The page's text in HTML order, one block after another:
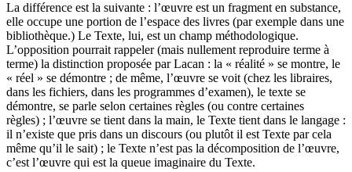
La différence est la suivante : l’œuvre est un fragment en substance,
elle occupe une portion de l’espace des livres (par exemple dans une
bibliothèque.) Le Texte, lui, est un champ méthodologique.
L’opposition pourrait rappeler (mais nullement reproduire terme à
terme) la distinction proposée par Lacan : la « réalité » se montre, le
« réel » se démontre ; de même, l’œuvre se voit (chez les libraires,
dans les fichiers, dans les programmes d’examen), le texte se
démontre, se parle selon certaines règles (ou contre certaines
règles) ; l’œuvre se tient dans la main, le Texte tient dans le langage :
il n’existe que pris dans un discours (ou plutôt il est Texte par cela
même qu’il le sait) ; le Texte n’est pas la décomposition de l’œuvre,
c’est l’œuvre qui est la queue imaginaire du Texte.